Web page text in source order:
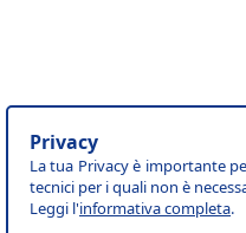
Privacy
La tua Privacy è importante
tecnici per i quali non è
Leggi l'informativa completa.